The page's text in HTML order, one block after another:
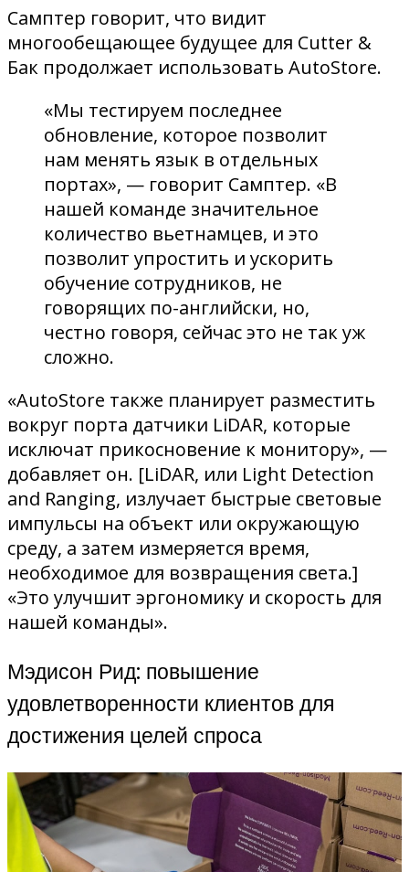
Самптер говорит, что видит
многообещающее будущее для Cutter &
Бак продолжает использовать AutoStore.
«Мы тестируем последнее
обновление, которое позволит
нам менять язык в отдельных
портах», — говорит Самптер. «В
нашей команде значительное
количество вьетнамцев, и это
позволит упростить и ускорить
обучение сотрудников, не
говорящих по-английски, но,
честно говоря, сейчас это не так уж
сложно.
«AutoStore также планирует разместить
вокруг порта датчики LiDAR, которые
исключат прикосновение к монитору», —
добавляет он. [LiDAR, или Light Detection
and Ranging, излучает быстрые световые
импульсы на объект или окружающую
среду, а затем измеряется время,
необходимое для возвращения света.]
«Это улучшит эргономику и скорость для
нашей команды».
Мэдисон Рид: повышение
удовлетворенности клиентов для
достижения целей спроса